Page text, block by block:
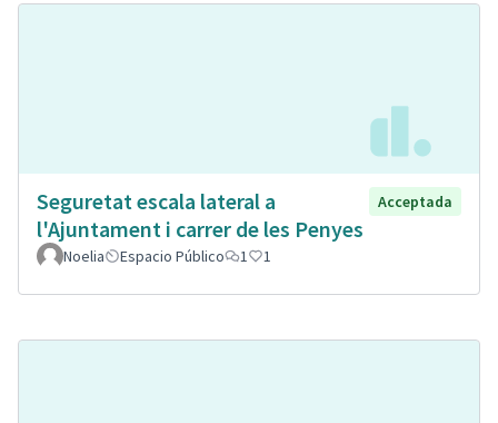
Seguretat escala lateral a
l'Ajuntament i carrer de les Penyes
Acceptada
Noelia Espacio Público 1 1